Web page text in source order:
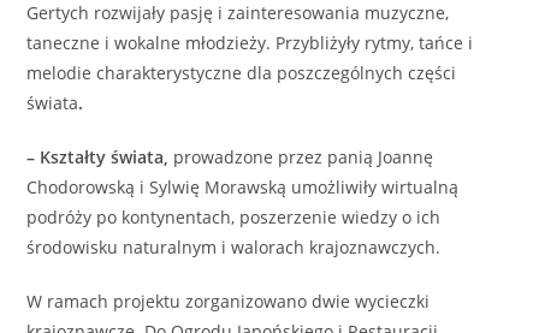
Gertych rozwijały pasję i zainteresowania muzyczne,
taneczne i wokalne młodzieży. Przybliżyły rytmy, tańce i
melodie charakterystyczne dla poszczególnych części
świata.
– Kształty świata, prowadzone przez panią Joannę
Chodorowską i Sylwię Morawską umożliwiły wirtualną
podróży po kontynentach, poszerzenie wiedzy o ich
środowisku naturalnym i walorach krajoznawczych.
W ramach projektu zorganizowano dwie wycieczki